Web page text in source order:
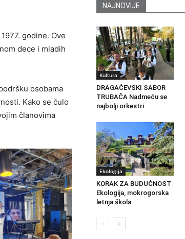
godine. Ove
dece i mladih
osobama
Kako se čulo
članovima
NAJNOVIJE
Kultura
DRAGAČEVSKI SABOR
TRUBAČA Nadmeću se
najbolji orkestri
Ekologija
KORAK ZA BUDUĆNOST
Ekologija, mokrogorska
letnja škola